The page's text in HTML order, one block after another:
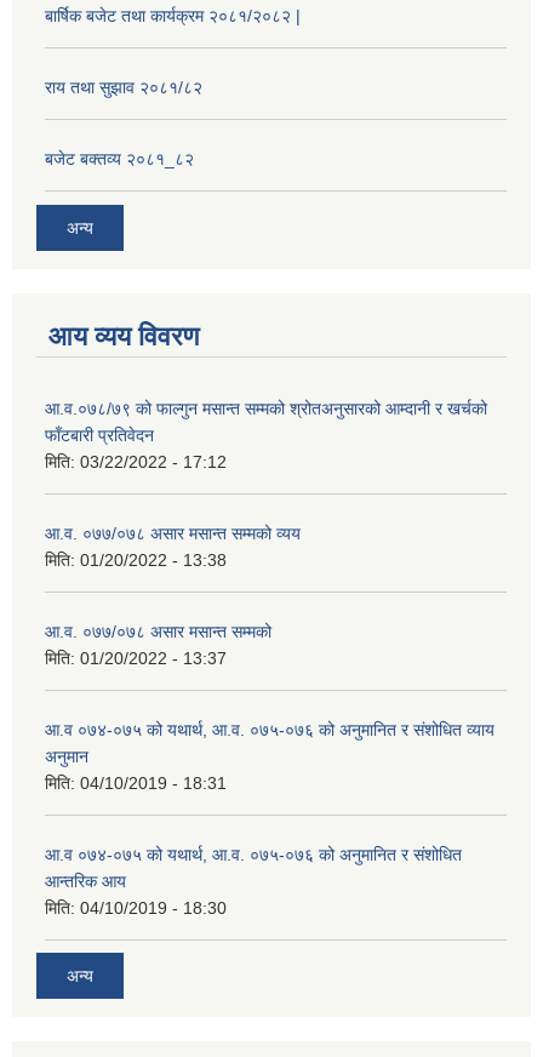
बार्षिक बजेट तथा कार्यक्रम २०८१/२०८२ |
राय तथा सुझाव २०८१/८२
बजेट बक्तव्य २०८१_८२
अन्य
आय व्यय विवरण
आ.व.०७८/७९ को फाल्गुन मसान्त सम्मको श्रोतअनुसारको आम्दानी र खर्चको
फाँटबारी प्रतिवेदन
मिति: 03/22/2022 - 17:12
आ.व. ०७७/०७८ असार मसान्त सम्मको व्यय
मिति: 01/20/2022 - 13:38
आ.व. ०७७/०७८ असार मसान्त सम्मको
मिति: 01/20/2022 - 13:37
आ.व ०७४-०७५ को यथार्थ, आ.व. ०७५-०७६ को अनुमानित र संशोधित व्याय
अनुमान
मिति: 04/10/2019 - 18:31
आ.व ०७४-०७५ को यथार्थ, आ.व. ०७५-०७६ को अनुमानित र संशोधित
आन्तरिक आय
मिति: 04/10/2019 - 18:30
अन्य